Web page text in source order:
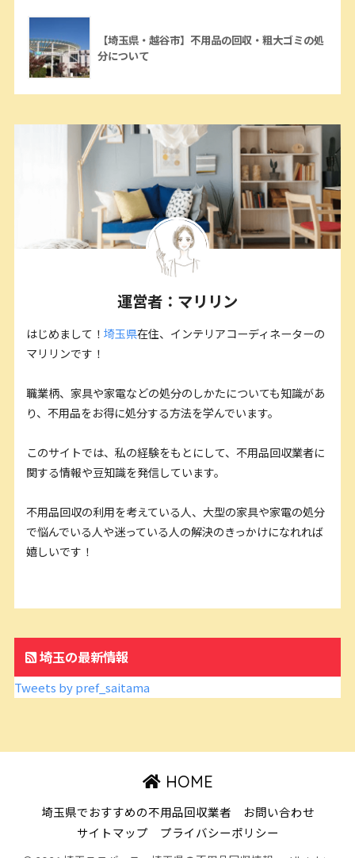
【埼玉県・越谷市】不用品の回収・粗大ゴミの処
分について
運営者：マリリン
はじめまして！ 埼玉県在住、インテリアコーディネーターの
マリリンです！
職業柄、家具や家電などの処分のしかたについても知識があ
り、不用品をお得に処分する方法を学んでいます。
このサイトでは、私の経験をもとにして、不用品回収業者に
関する情報や豆知識を発信しています。
不用品回収の利用を考えている人、大型の家具や家電の処分
で悩んでいる人や迷っている人の解決のきっかけになれれば
嬉しいです！
埼玉の最新情報
Tweets by pref_saitama
HOME
埼玉県でおすすめの不用品回収業者
お問い合わせ
サイトマップ
プライバシーポリシー